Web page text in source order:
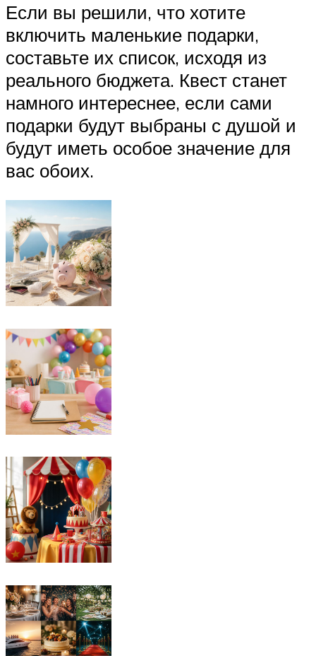
Если вы решили, что хотите
включить маленькие подарки,
составьте их список, исходя из
реального бюджета. Квест станет
намного интереснее, если сами
подарки будут выбраны с душой и
будут иметь особое значение для
вас обоих.